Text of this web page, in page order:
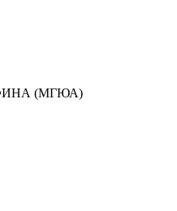
(МГЮА)